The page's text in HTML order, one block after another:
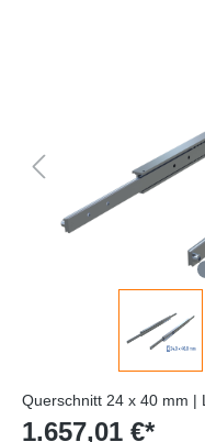
Querschnitt 24 x 40 mm |
1.657,01 €*